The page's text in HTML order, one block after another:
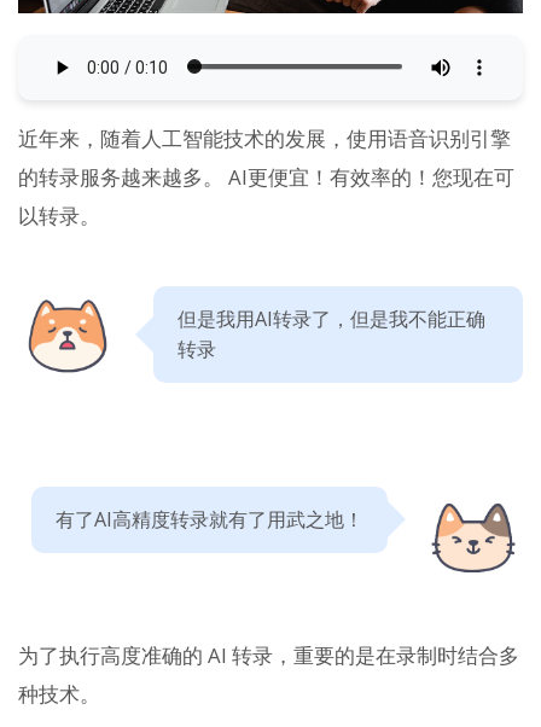
近年来，随着人工智能技术的发展，使用语音识别引擎
的转录服务越来越多。 AI更便宜！有效率的！您现在可
以转录。
但是我用AI转录了，但是我不能正确
转录
有了AI高精度转录就有了用武之地！
为了执行高度准确的 AI 转录，重要的是在录制时结合多
种技术。